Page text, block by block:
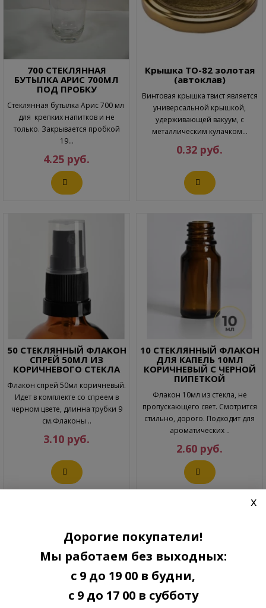
700 СТЕКЛЯННАЯ
БУТЫЛКА АРИС 700МЛ
ПОД ПРОБКУ
Стеклянная бутылка Арис 700 мл
для крепких напитков и не
только. Закрывается пробкой
19...
4.25 руб.
Крышка ТО-82 золотая
(автоклав)
Винтовая крышка твист является
универсальной крышкой,
удерживающей вакуум, с
металлическим кулачком...
0.32 руб.
50 СТЕКЛЯННЫЙ ФЛАКОН
СПРЕЙ 50МЛ ИЗ
КОРИЧНЕВОГО СТЕКЛА
Флакон спрей 50мл коричневый.
Идет в комплекте со спреем в
черном цвете, длинна трубки 9
см.Флаконы ..
3.10 руб.
10 СТЕКЛЯННЫЙ ФЛАКОН
ДЛЯ КАПЕЛЬ 10МЛ
КОРИЧНЕВЫЙ С ЧЕРНОЙ
ПИПЕТКОЙ
Флакон 10мл из стекла, не
пропускающего свет. Смотрится
стильно, дорого. Подходит для
ароматических ..
2.60 руб.
x
Дорогие покупатели!
Мы работаем без выходных:
с 9 до 19 00 в будни,
с 9 до 17 00 в субботу